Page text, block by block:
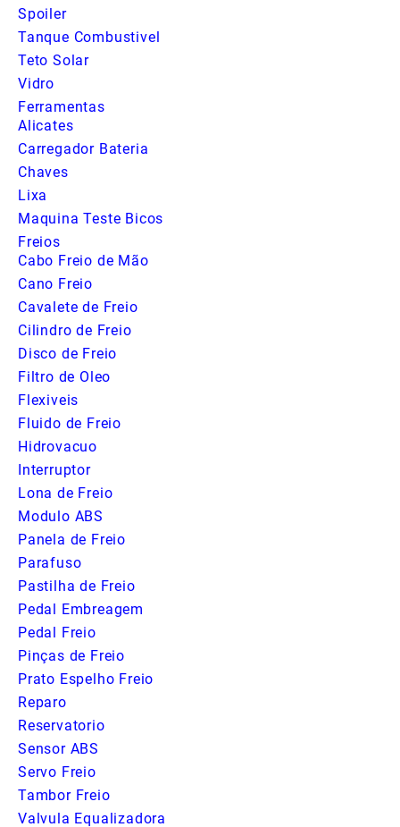
Spoiler
Tanque Combustivel
Teto Solar
Vidro
Ferramentas
Alicates
Carregador Bateria
Chaves
Lixa
Maquina Teste Bicos
Freios
Cabo Freio de Mão
Cano Freio
Cavalete de Freio
Cilindro de Freio
Disco de Freio
Filtro de Oleo
Flexiveis
Fluido de Freio
Hidrovacuo
Interruptor
Lona de Freio
Modulo ABS
Panela de Freio
Parafuso
Pastilha de Freio
Pedal Embreagem
Pedal Freio
Pinças de Freio
Prato Espelho Freio
Reparo
Reservatorio
Sensor ABS
Servo Freio
Tambor Freio
Valvula Equalizadora